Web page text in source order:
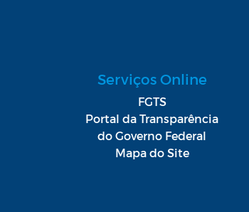
Serviços Online
FGTS
Portal da Transparência
do Governo Federal
Mapa do Site